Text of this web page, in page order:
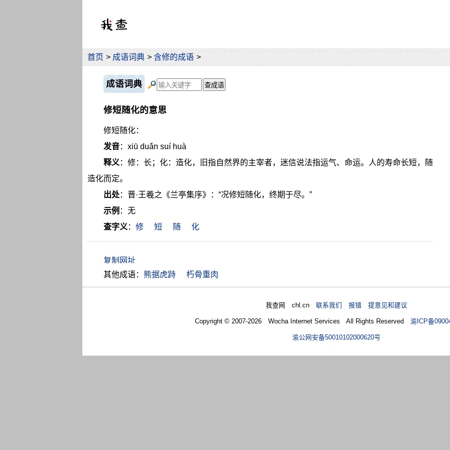
首页 > 成语词典 > 含修的成语 >
成语词典
修短随化的意思
修短随化：
发音：xiū duǎn suí huà
释义：修：长；化：造化，旧指自然界的主宰者，迷信说法指运气、命运。人的寿命长短，随
造化而定。
出处：晋·王羲之《兰亭集序》：“况修短随化，终期于尽。”
示例 ：无
查字义： 修 短 随 化
其他成语： 熊据虎跱 朽骨重肉
我查网 chl.cn联系我们 报错 提意见和建议
Copyright © 2007-2026 Wocha Internet Services All Rights Reserved渝ICP备
渝公网安备50010102000620号